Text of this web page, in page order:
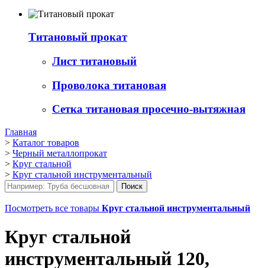
Титановый прокат
Лист титановый
Проволока титановая
Сетка титановая просечно-вытяжная
Главная
> Каталог товаров
> Черный металлопрокат
> Круг стальной
> Круг стальной инструментальный
Посмотреть все товары Круг стальной инструментальный
Круг стальной
инструментальный 120,